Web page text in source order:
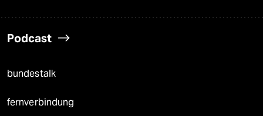
Podcast
bundestalk
fernverbindung